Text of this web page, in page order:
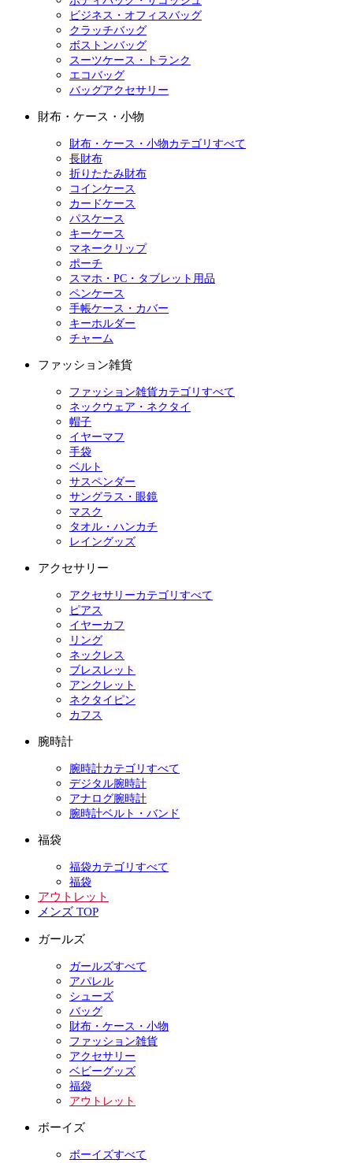
ビジネス・オフィスバッグ
クラッチバッグ
ボストンバッグ
スーツケース・トランク
エコバッグ
バッグアクセサリー
財布・ケース・小物
財布・ケース・小物カテゴリすべて
長財布
折りたたみ財布
コインケース
カードケース
パスケース
キーケース
マネークリップ
ポーチ
スマホ・PC・タブレット用品
ペンケース
手帳ケース・カバー
キーホルダー
チャーム
ファッション雑貨
ファッション雑貨カテゴリすべて
ネックウェア・ネクタイ
帽子
イヤーマフ
手袋
ベルト
サスペンダー
サングラス・眼鏡
マスク
タオル・ハンカチ
レイングッズ
アクセサリー
アクセサリーカテゴリすべて
ピアス
イヤーカフ
リング
ネックレス
ブレスレット
アンクレット
ネクタイピン
カフス
腕時計
腕時計カテゴリすべて
デジタル腕時計
アナログ腕時計
腕時計ベルト・バンド
福袋
福袋カテゴリすべて
福袋
アウトレット
メンズ TOP
ガールズ
ガールズすべて
アパレル
シューズ
バッグ
財布・ケース・小物
ファッション雑貨
アクセサリー
ベビーグッズ
福袋
アウトレット
ボーイズ
ボーイズすべて